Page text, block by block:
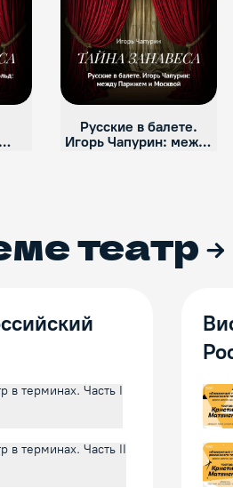
Русские в балете.
Игорь Чапурин: между
театр
в терминах. Часть I
в терминах. Часть II